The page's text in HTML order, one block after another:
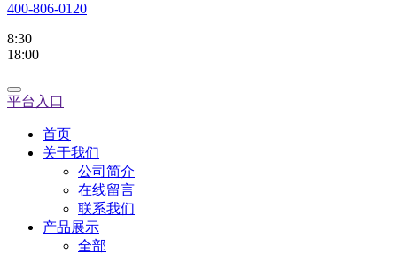
400-806-0120
8:30
18:00
平台入口
首页
关于我们
公司简介
在线留言
联系我们
产品展示
全部